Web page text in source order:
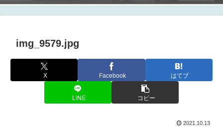
img_9579.jpg
X Facebook はてブ
LINE コピー
2021.10.13